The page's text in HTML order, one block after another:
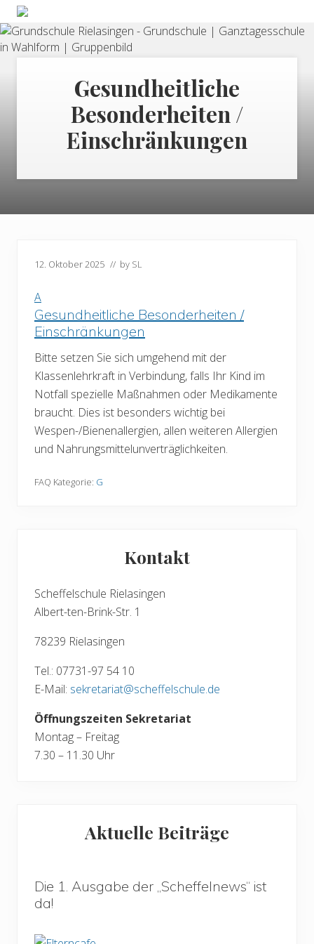
Menu
Skip
to
right
Zum
Inhalt
springen
Skip
to
secondary
Zur
Seitenspalte
springen
Grundschule
&
Ganztagesschule
Gesundheitliche
Besonderheiten /
Einschränkungen
12. Oktober 2025 // by SL
A
Gesundheitliche Besonderheiten /
Einschränkungen
Bitte setzen Sie sich umgehend mit der
Klassenlehrkraft in Verbindung, falls Ihr Kind im
Notfall spezielle Maßnahmen oder Medikamente
braucht. Dies ist besonders wichtig bei
Wespen-/Bienenallergien, allen weiteren Allergien
und Nahrungsmittelunverträglichkeiten.
FAQ Kategorie: G
Kontakt
Scheffelschule Rielasingen
Albert-ten-Brink-Str. 1
78239 Rielasingen
Tel.: 07731-97 54 10
E-Mail: sekretariat@scheffelschule.de
Öffnungszeiten Sekretariat
Montag – Freitag
7.30 – 11.30 Uhr
Aktuelle Beiträge
Die 1. Ausgabe der „Scheffelnews“ ist
da!